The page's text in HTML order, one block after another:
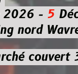
5
Wavre
3 -